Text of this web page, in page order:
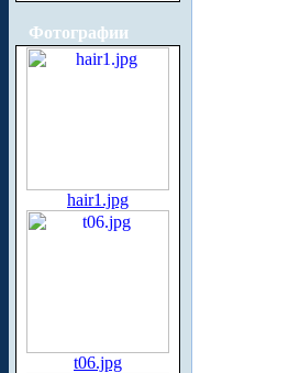
Фотографии
hair1.jpg
t06.jpg